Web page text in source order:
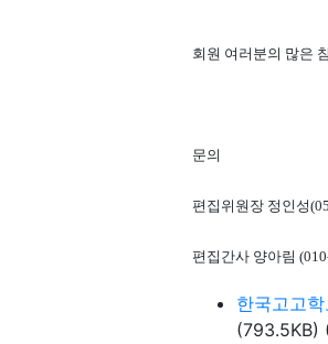
회원 여러분의 많은
문의
편집위원장 정인성
편집간사 양아림
한국고고
(793.5KB)